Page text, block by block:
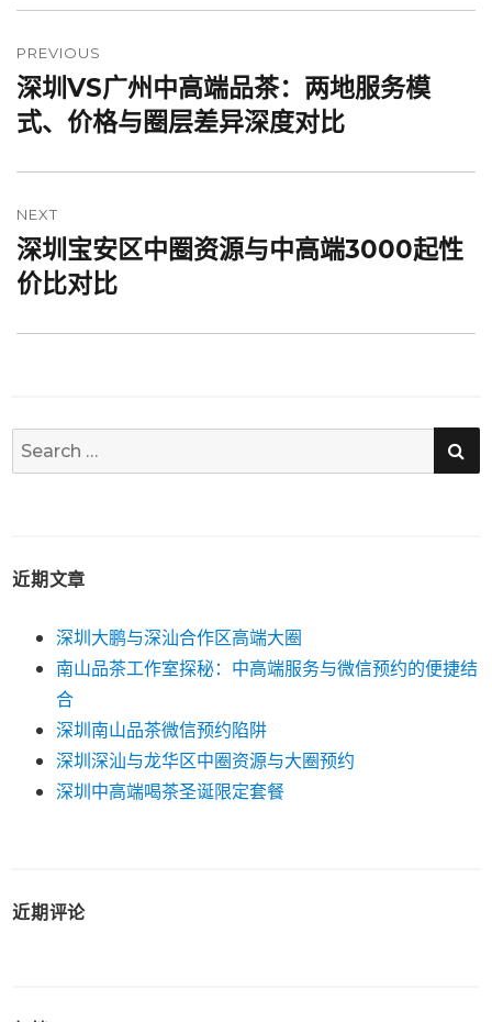
章
导
航
PREVIOUS
Previous
post:
深圳VS广州中高端品茶：两地服务模
式、价格与圈层差异深度对比
NEXT
Next
post:
深圳宝安区中圈资源与中高端3000起性
价比对比
Search
for:
近期文章
深圳大鹏与深汕合作区高端大圈
南山品茶工作室探秘：中高端服务与微信预约的便捷结
合
深圳南山品茶微信预约陷阱
深圳深汕与龙华区中圈资源与大圈预约
深圳中高端喝茶圣诞限定套餐
近期评论